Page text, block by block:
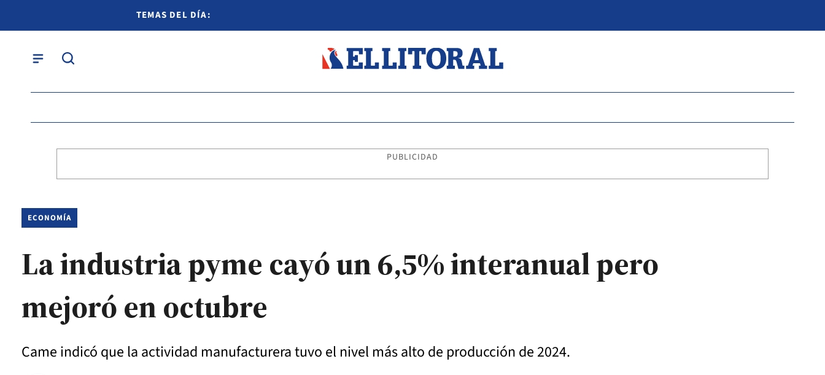
TEMAS DEL DÍA:
PUBLICIDAD
ECONOMÍA
La industria pyme cayó un 6,5% interanual pero
mejoró en octubre
Came indicó que la actividad manufacturera tuvo el nivel más alto de producción de 2024.